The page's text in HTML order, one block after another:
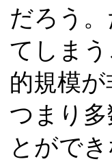
だろう
てしま
的規模
つまり
とができ